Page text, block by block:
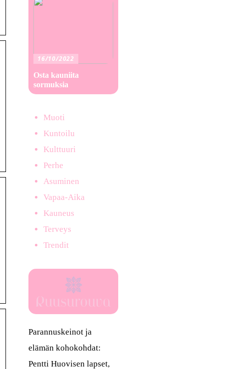
16/10/2022
Osta kauniita
sormuksia
Muoti
Kuntoilu
Kulttuuri
Perhe
Asuminen
Vapaa-Aika
Kauneus
Terveys
Trendit
Parannuskeinot ja
elämän kohokohdat:
Pentti Huovisen lapset,